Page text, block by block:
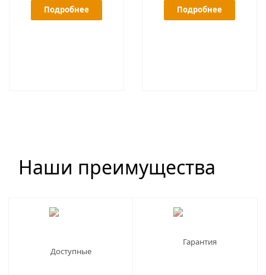
Подробнее Подробнее
Наши преимущества